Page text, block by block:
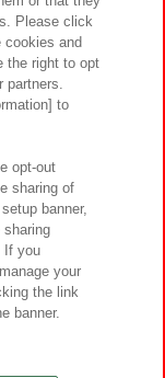
トポリシー
ィ方針と検証結果
問・お問い合わせ
Please click
cookies and
the right to opt
partners.
to
opt-out
sharing of
banner,
sharing
If you
your
the link
banner.